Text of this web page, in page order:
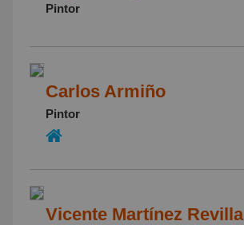
Pintor
Carlos Armiño
Pintor
Vicente Martínez Revilla